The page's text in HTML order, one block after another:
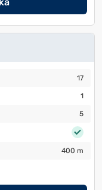
17
1
5
400 m